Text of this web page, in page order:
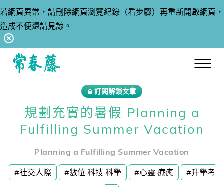
若網頁異常，請刪除網頁瀏覽紀錄（看步驟）再重新開啟網頁，
造成不便還請見諒。
訂閱解鎖文章
規劃充實的暑假 Planning a
Fulfilling Summer Vacation
Planning a Fulfilling Summer Vacation
#社交人際 #數位·科技·科學 #心靈·療癒
#升學考